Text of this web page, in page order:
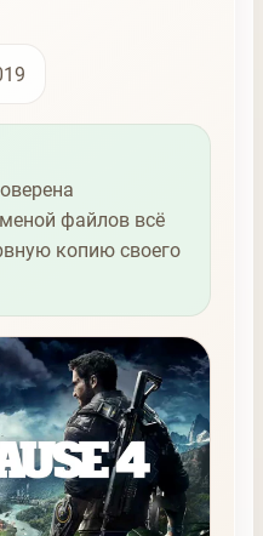
файлов всё
копию своего